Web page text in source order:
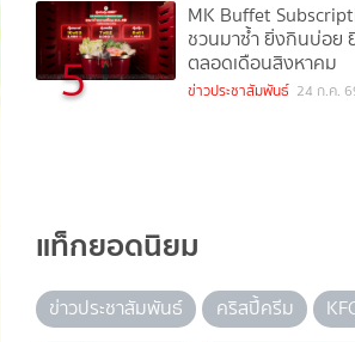
5
MK Buffet
ชวนมาซ้ำ ยิ่งกินบ่อย
ตลอดเดือนสิงหาคม
ข่าวประชาสัมพันธ์ 24 ก.ค.
แท็กยอดนิยม
ข่าวประชาสัมพันธ์ คริสปี้ครีม